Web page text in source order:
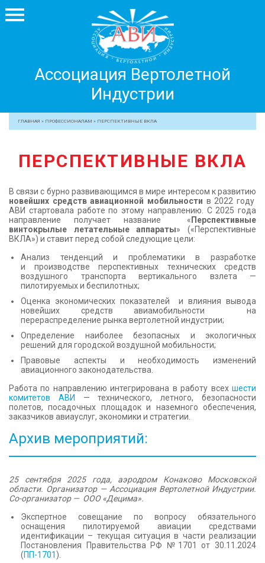
Ассоциация Вертолетной
Индустрии
Вертолетной
Индустрии
+7 499 755 99 29
ЧЛЕНЫ АВИ
ПРОФЕССИОНАЛАМ
ЖУРНАЛ
ПРЕССА
МЕДИА
КОНТАКТЫ
ГЛАВНАЯ » ПРОФЕССИОНАЛАМ » ПЕРСПЕКТИВНЫЕ ВКЛА
ПЕРСПЕКТИВНЫЕ ВКЛА
В связи с бурно развивающимся в мире интересом к развитию
новейших средств авиационной мобильности в 2022 году
АВИ стартовала работe по этому направлению. С 2025 года
направление получает название « Перспективные
винтокрылые летательные аппараты» («Перспективные
ВКЛА») и ставит перед собой следующие цели:
Анализ тенденций и проблематики в разработке
и производстве перспективных технических средств
воздушного транспорта вертикального взлета —
пилотируемых и беспилотных;
Оценка экономических показателей и влияния вывода
новейших средств авиамобильности на
перераспределение рынка вертолетной индустрии;
Определение наиболее безопасных и экологичных
решений для городской воздушной мобильности;
Правовые аспекты и необходимость изменений
авиационного законодательства.
Работа по направлению интегрирована в работу всех шести
комитетов АВИ
— технического, летного, безопасности
полетов, посадочных площадок и наземного обеспечения,
заказчиков авиауслуг, экономики и стратегии.
Архив мероприятий:
25 сентября 2025 года, аэродром Конаково Московской
области. Организатор — Ассоциация Вертолетной Индустрии.
Со-организатор — ООО «Децима».
Экспертное совещание по вопросу обязательного
оснащения пилотируемой авиации средствами
идентификации – текущая ситуация в части реализации
Постановления Правительства РФ №1701 от 30.11.2024
(ПП-1701 ).